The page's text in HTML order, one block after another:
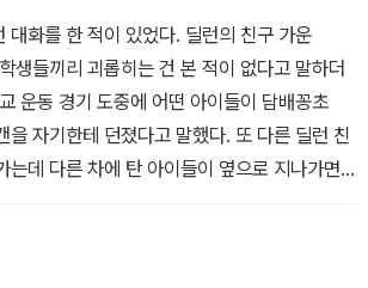
대화를 한 적이 있었다. 딜런의 친구 가운
생들끼리 괴롭히는 건 본 적이 없다고 말하더
운동 경기 도중에 어떤 아이들이 담배꽁초
을 자기한테 던졌다고 말했다. 또 다른 딜런 친
는데 다른 차에 탄 아이들이 옆으로 지나가면
자기들한테 던졌다고 했다.(라킨은 사회적지위
서 쓰레기를 던지는 일이 아주 흔했다고 한
듯한 말투로 겁에 질린 전학생을 달랬다고 한